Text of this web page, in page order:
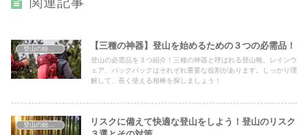
【三種の神器】登山を始めるための３つの必需品！
登山の必需品を３つ紹介！三種の神器と呼ばれる登山靴、レインウ
ェア、バックパックはそれぞれ重要な役割があります。しっかり理
解して、長く使える相棒を探しましょう！
リスクに備えて快適な登山をしよう！登山のリスク